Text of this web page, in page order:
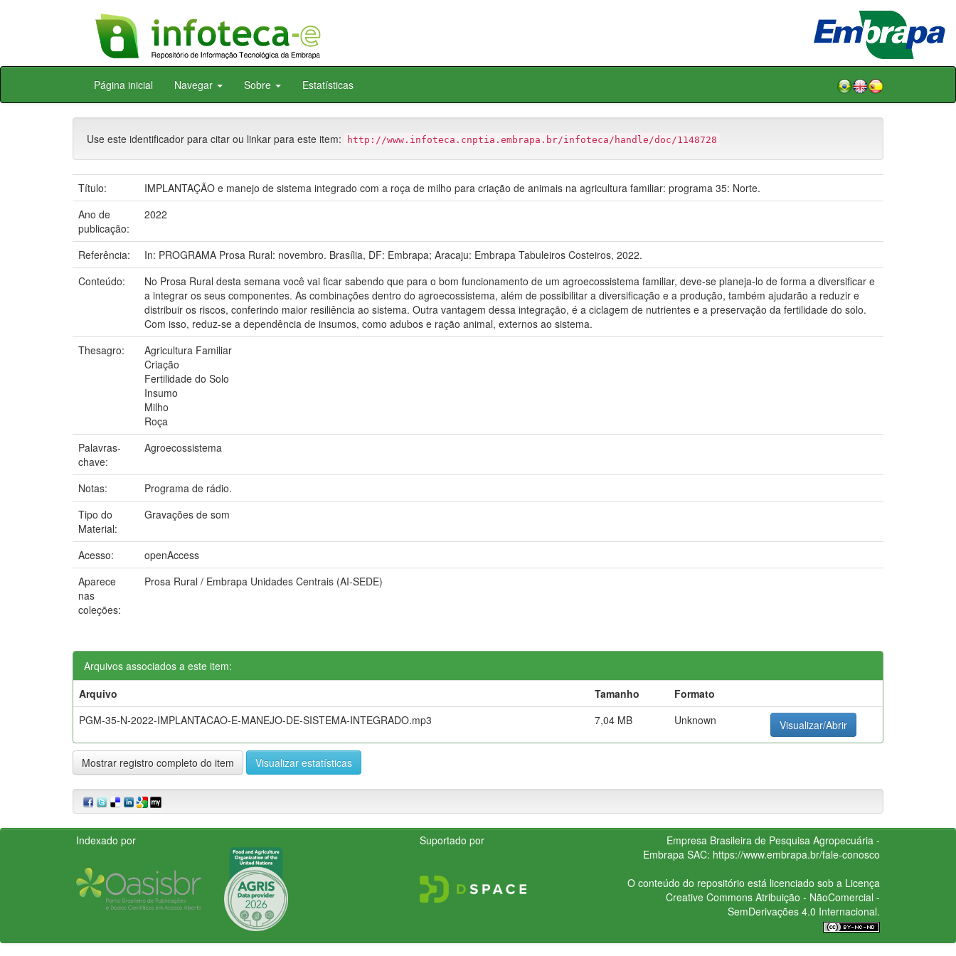
Skip
Página inicial Navegar Sobre Estatísticas
Use este identificador para citar ou linkar para este item: http://www.infoteca.cnptia.embrapa.br/infoteca/handle/doc/1148728
Título:
IMPLANTAÇÃO e manejo de sistema integrado com a roça de milho para criação de animais na agricultura familiar: programa 35: Norte.
Ano de
publicação:
2022
Referência:
In: PROGRAMA Prosa Rural: novembro. Brasília, DF: Embrapa; Aracaju: Embrapa Tabuleiros Costeiros, 2022.
Conteúdo:
No Prosa Rural desta semana você vai ficar sabendo que para o bom funcionamento de um agroecossistema familiar, deve-se planeja-lo de forma a diversificar e
a integrar os seus componentes. As combinações dentro do agroecossistema, além de possibilitar a diversificação e a produção, também ajudarão a reduzir e
distribuir os riscos, conferindo maior resiliência ao sistema. Outra vantagem dessa integração, é a ciclagem de nutrientes e a preservação da fertilidade do solo.
Com isso, reduz-se a dependência de insumos, como adubos e ração animal, externos ao sistema.
Thesagro:
Agricultura Familiar
Criação
Fertilidade do Solo
Insumo
Milho
Roça
Palavras-
chave:
Agroecossistema
Notas:
Programa de rádio.
Tipo do
Material:
Gravações de som
Acesso:
openAccess
Aparece
nas
coleções:
Prosa Rural / Embrapa Unidades Centrais (AI-SEDE)
Arquivos associados a este item:
Arquivo
Tamanho
Formato
PGM-35-N-2022-IMPLANTACAO-E-MANEJO-DE-SISTEMA-INTEGRADO.mp3
7,04 MB Unknown Visualizar/Abrir
Mostrar registro completo do item Visualizar estatísticas
Indexado por Suportado por
Empresa Brasileira de Pesquisa Agropecuária -
Embrapa SAC: https://www.embrapa.br/fale-conosco
O conteúdo do repositório está licenciado sob a Licença
Creative CommonsAtribuição - NãoComercial -
SemDerivações 4.0 Internacional.